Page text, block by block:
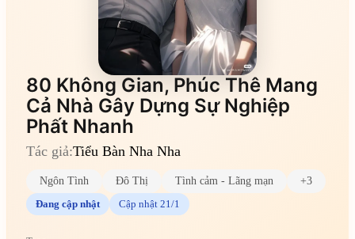
80 Không Gian, Phúc Thê Mang
Cả Nhà Gây Dựng Sự Nghiệp
Phất Nhanh
Tác giả:Tiểu Bàn Nha Nha
Ngôn Tình Đô Thị Tình cảm - Lãng mạn
+3
Đang cập nhật
Cập nhật 21/1